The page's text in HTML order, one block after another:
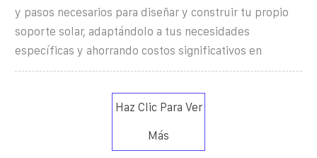
y pasos necesarios para diseñar y construir tu propio
soporte solar, adaptándolo a tus necesidades
específicas y ahorrando costos significativos en
Haz Clic Para Ver
Más